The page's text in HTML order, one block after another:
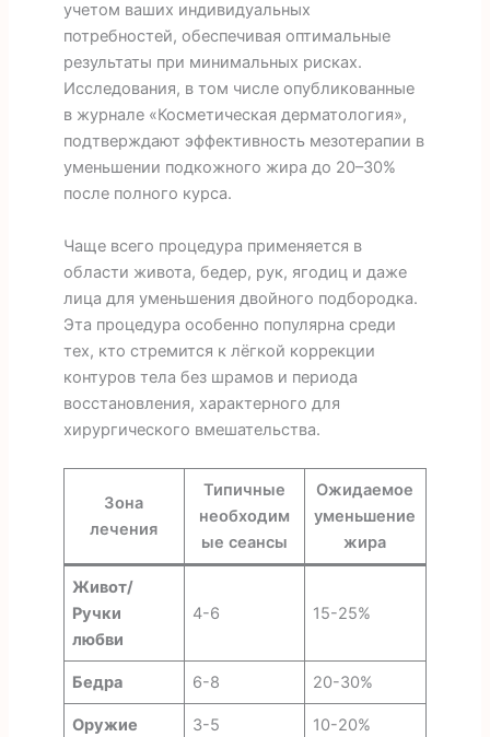
учетом ваших индивидуальных
потребностей, обеспечивая оптимальные
результаты при минимальных рисках.
Исследования, в том числе опубликованные
в журнале «Косметическая дерматология»,
подтверждают эффективность мезотерапии в
уменьшении подкожного жира до 20–30%
после полного курса.
Чаще всего процедура применяется в
области живота, бедер, рук, ягодиц и даже
лица для уменьшения двойного подбородка.
Эта процедура особенно популярна среди
тех, кто стремится к лёгкой коррекции
контуров тела без шрамов и периода
восстановления, характерного для
хирургического вмешательства.
Зона
лечения
Типичные
необходим
ые сеансы
Ожидаемое
уменьшение
жира
Живот/
Ручки
любви
4-6 15-25%
Бедра 6-8 20-30%
Оружие 3-5 10-20%